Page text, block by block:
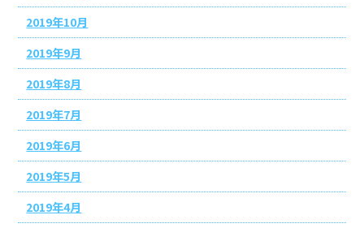
2019年10月
2019年9月
2019年8月
2019年7月
2019年6月
2019年5月
2019年4月